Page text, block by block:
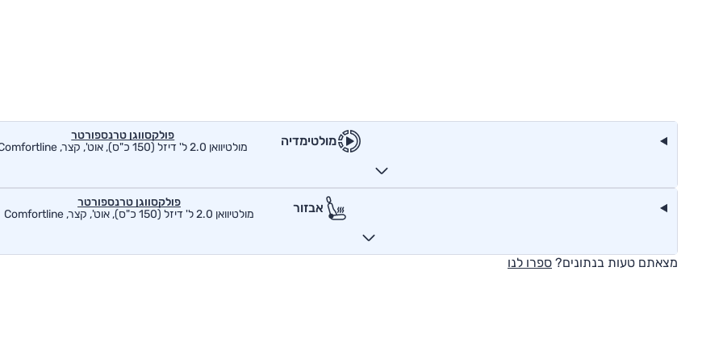
מולטימדיה
פולקסווגן טרנספורטר
מולטיוואן 2.0 ל' דיזל (150 כ"ס), אוט', קצר, Comfortline
אבזור
פולקסווגן טרנספורטר
מולטיוואן 2.0 ל' דיזל (150 כ"ס), אוט', קצר, Comfortline
מצאתם טעות בנתונים? ספרו לנו